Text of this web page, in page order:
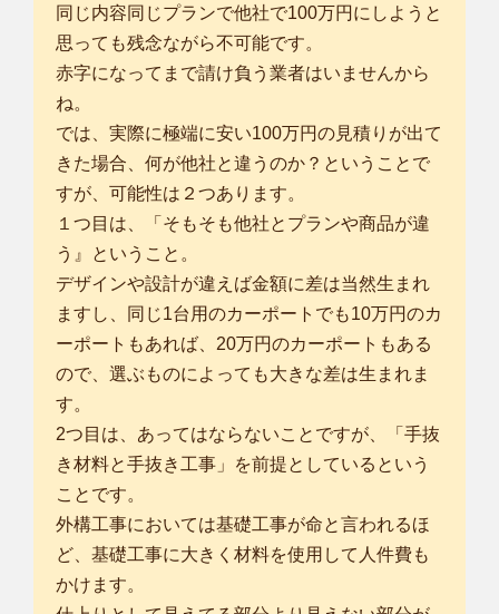
同じ内容同じプランで他社で100万円にしようと
思っても残念ながら不可能です。
赤字になってまで請け負う業者はいませんから
ね。
では、実際に極端に安い100万円の見積りが出て
きた場合、何が他社と違うのか？ということで
すが、可能性は２つあります。
１つ目は、「そもそも他社とプランや商品が違
う』ということ。
デザインや設計が違えば金額に差は当然生まれ
ますし、同じ1台用のカーポートでも10万円のカ
ーポートもあれば、20万円のカーポートもある
ので、選ぶものによっても大きな差は生まれま
す。
2つ目は、あってはならないことですが、「手抜
き材料と手抜き工事」を前提としているという
ことです。
外構工事においては基礎工事が命と言われるほ
ど、基礎工事に大きく材料を使用して人件費も
かけます。